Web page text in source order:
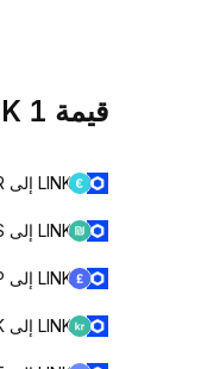
قيمة 1 LINK مقابل العملات المحلية
LINK إلى EUR
LINK إلى ILS
LINK إلى GBP
LINK إلى DKK